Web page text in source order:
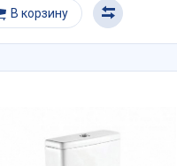
В корзину